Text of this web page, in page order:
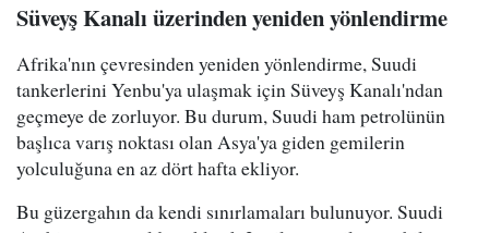
Süveyş Kanalı üzerinden yeniden yönlendirme
Afrika'nın çevresinden yeniden yönlendirme, Suudi
tankerlerini Yenbu'ya ulaşmak için Süveyş Kanalı'ndan
geçmeye de zorluyor. Bu durum, Suudi ham petrolünün
başlıca varış noktası olan Asya'ya giden gemilerin
yolculuğuna en az dört hafta ekliyor.
Bu güzergahın da kendi sınırlamaları bulunuyor. Suudi